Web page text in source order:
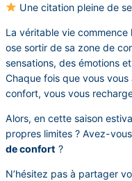
Une citation pleine de
La véritable vie commence
ose sortir de sa zone de
sensations, des émotions
Chaque fois que vous
confort, vous vous
Alors, en cette saison
propres limites ? Avez-
de confort ?
N’hésitez pas à partager